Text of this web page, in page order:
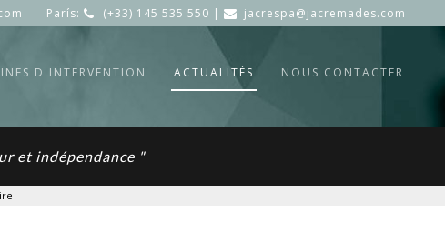
París: (+33) 145 535 550 | jacrespa@jacremades.com
D'INTERVENTION ACTUALITÉS NOUS CONTACTER
et indépendance "